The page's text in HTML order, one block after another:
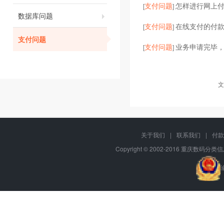
数据库问题
支付问题
[支付问题]怎样进行网上
[支付问题]在线支付的付
[支付问题] 业务申请完毕
关于我们 | 联系我们 |
付
Copyright © 2002-2016 重庆数码分类